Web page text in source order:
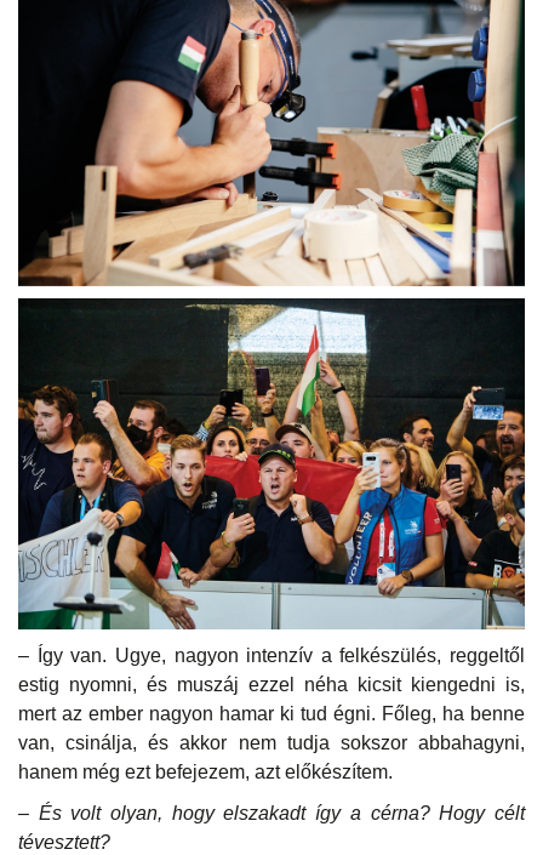
– Így van. Ugye, nagyon intenzív a felkészülés, reggeltől
estig nyomni, és muszáj ezzel néha kicsit kiengedni is,
mert az ember nagyon hamar ki tud égni. Főleg, ha benne
van, csinálja, és akkor nem tudja sokszor abbahagyni,
hanem még ezt befejezem, azt előkészítem.
– És volt olyan, hogy elszakadt így a cérna? Hogy célt
tévesztett?